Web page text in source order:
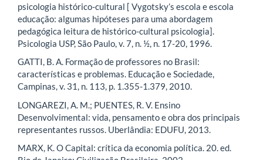
psicologia histórico-cultural [ Vygotsky’s escola e escola
educação: algumas hipóteses para uma abordagem
pedagógica leitura de histórico-cultural psicologia].
Psicologia USP, São Paulo, v. 7, n. ½, n. 17-20, 1996.
GATTI, B. A. Formação de professores no Brasil:
características e problemas. Educação e Sociedade,
Campinas, v. 31, n. 113, p. 1.355-1.379, 2010.
LONGAREZI, A. M.; PUENTES, R. V. Ensino
Desenvolvimental: vida, pensamento e obra dos principais
representantes russos. Uberlândia: EDUFU, 2013.
MARX, K. O Capital: crítica da economia política. 20. ed.